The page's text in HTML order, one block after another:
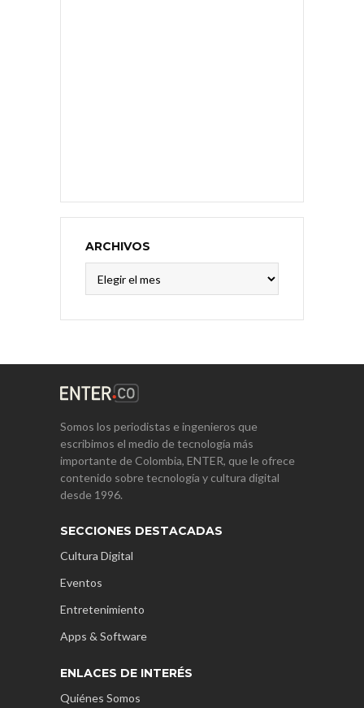
ARCHIVOS
Somos los periodistas e ingenieros que
escribimos el medio de tecnología más
importante de Colombia, ENTER, que le ofrece
contenido sobre tecnología y cultura digital
desde 1996.
SECCIONES DESTACADAS
Cultura Digital
Eventos
Entretenimiento
Apps & Software
ENLACES DE INTERÉS
Quiénes Somos